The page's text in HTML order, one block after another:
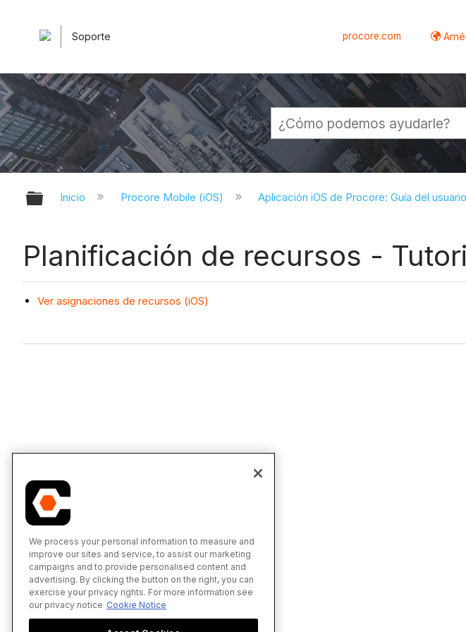
Soporte procore.com
Expandir/contraer jerarquía global
Inicio Procore Mobile (iOS) Aplicación iOS de Procore: Guía del usuario
Planificación de recursos -
Ver asignaciones de recursos (iOS)
We process your personal information to measure and
improve our sites and service, to assist our marketing
campaigns and to provide personalised content and
advertising. By clicking the button on the right, you can
exercise your privacy rights. For more information see
our privacy notice Cookie Notice